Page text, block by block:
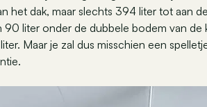
het dak, maar slechts 394 liter tot aan
90 liter onder de dubbele bodem van
Maar je zal dus misschien een